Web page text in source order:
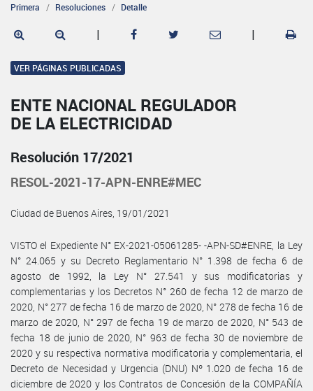
Primera Resoluciones Detalle
| |
VER PÁGINAS PUBLICADAS
ENTE NACIONAL REGULADOR
DE LA ELECTRICIDAD
Resolución 17/2021
RESOL-2021-17-APN-ENRE#MEC
Ciudad de Buenos Aires, 19/01/2021
VISTO el Expediente N° EX-2021-05061285- -APN-SD#ENRE, la Ley
N° 24.065 y su Decreto Reglamentario N° 1.398 de fecha 6 de
agosto de 1992, la Ley N° 27.541 y sus modificatorias y
complementarias y los Decretos N° 260 de fecha 12 de marzo de
2020, N° 277 de fecha 16 de marzo de 2020, N° 278 de fecha 16 de
marzo de 2020, N° 297 de fecha 19 de marzo de 2020, N° 543 de
fecha 18 de junio de 2020, N° 963 de fecha 30 de noviembre de
2020 y su respectiva normativa modificatoria y complementaria, el
Decreto de Necesidad y Urgencia (DNU) Nº 1.020 de fecha 16 de
diciembre de 2020 y los Contratos de Concesión de la COMPAÑÍA